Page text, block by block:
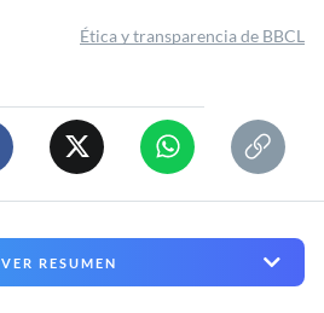
Ética y transparencia de BBCL
VER RESUMEN